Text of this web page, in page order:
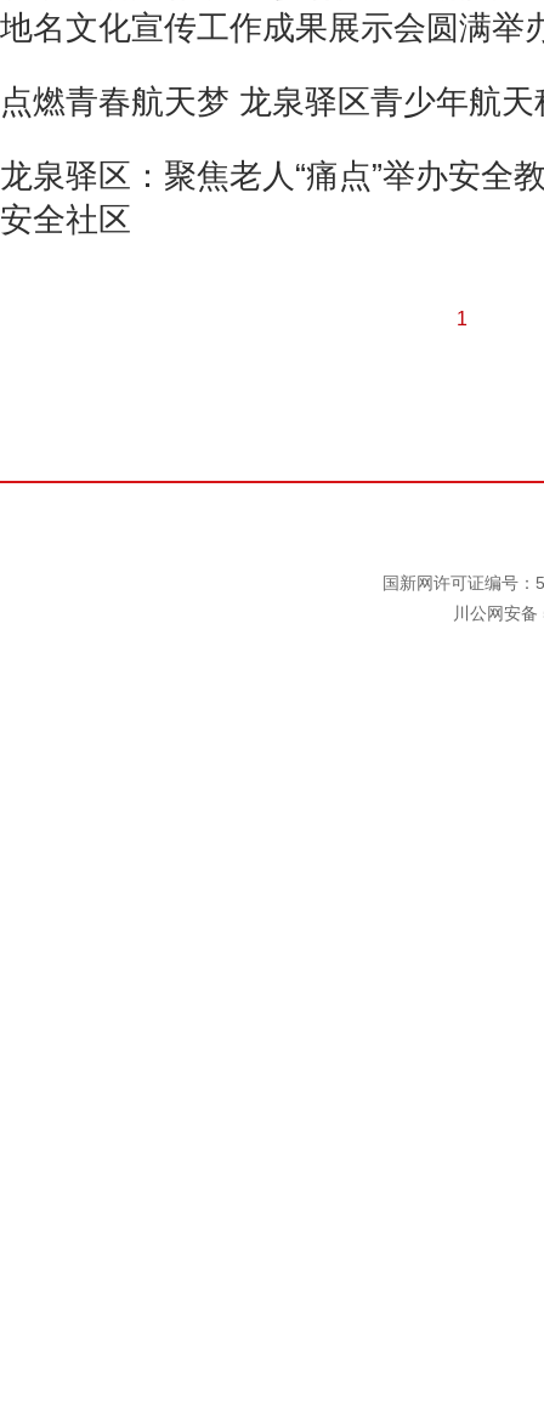
地名文化宣传工作成果展示会圆满举
点燃青春航天梦 龙泉驿区青少年航
龙泉驿区：聚焦老人“痛点”举办安全
安全社区
1
国新网许可证编号
川公网安